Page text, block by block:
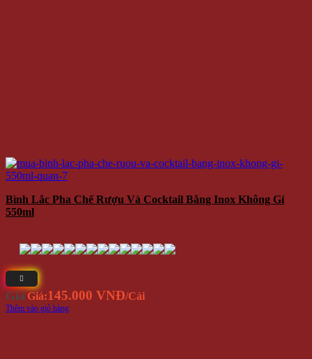
Bình Lắc Pha Chế Rượu Và Cocktail Bằng Inox Không Gỉ
550ml
Giá Giá:145.000 VNĐ/Cái
Thêm vào giỏ hàng